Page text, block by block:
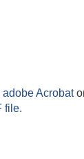
adobe Acrobat
file.